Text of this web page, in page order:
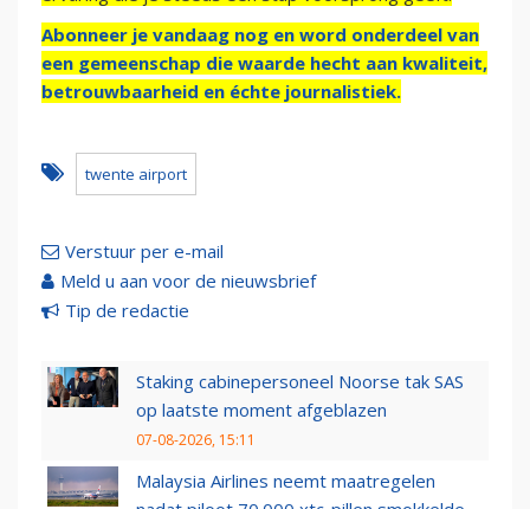
Abonneer je vandaag nog en word onderdeel van
een gemeenschap die waarde hecht aan kwaliteit,
betrouwbaarheid en échte journalistiek.
twente airport
Verstuur per e-mail
Meld u aan voor de nieuwsbrief
Tip de redactie
Staking cabinepersoneel Noorse tak SAS
op laatste moment afgeblazen
07-08-2026, 15:11
Malaysia Airlines neemt maatregelen